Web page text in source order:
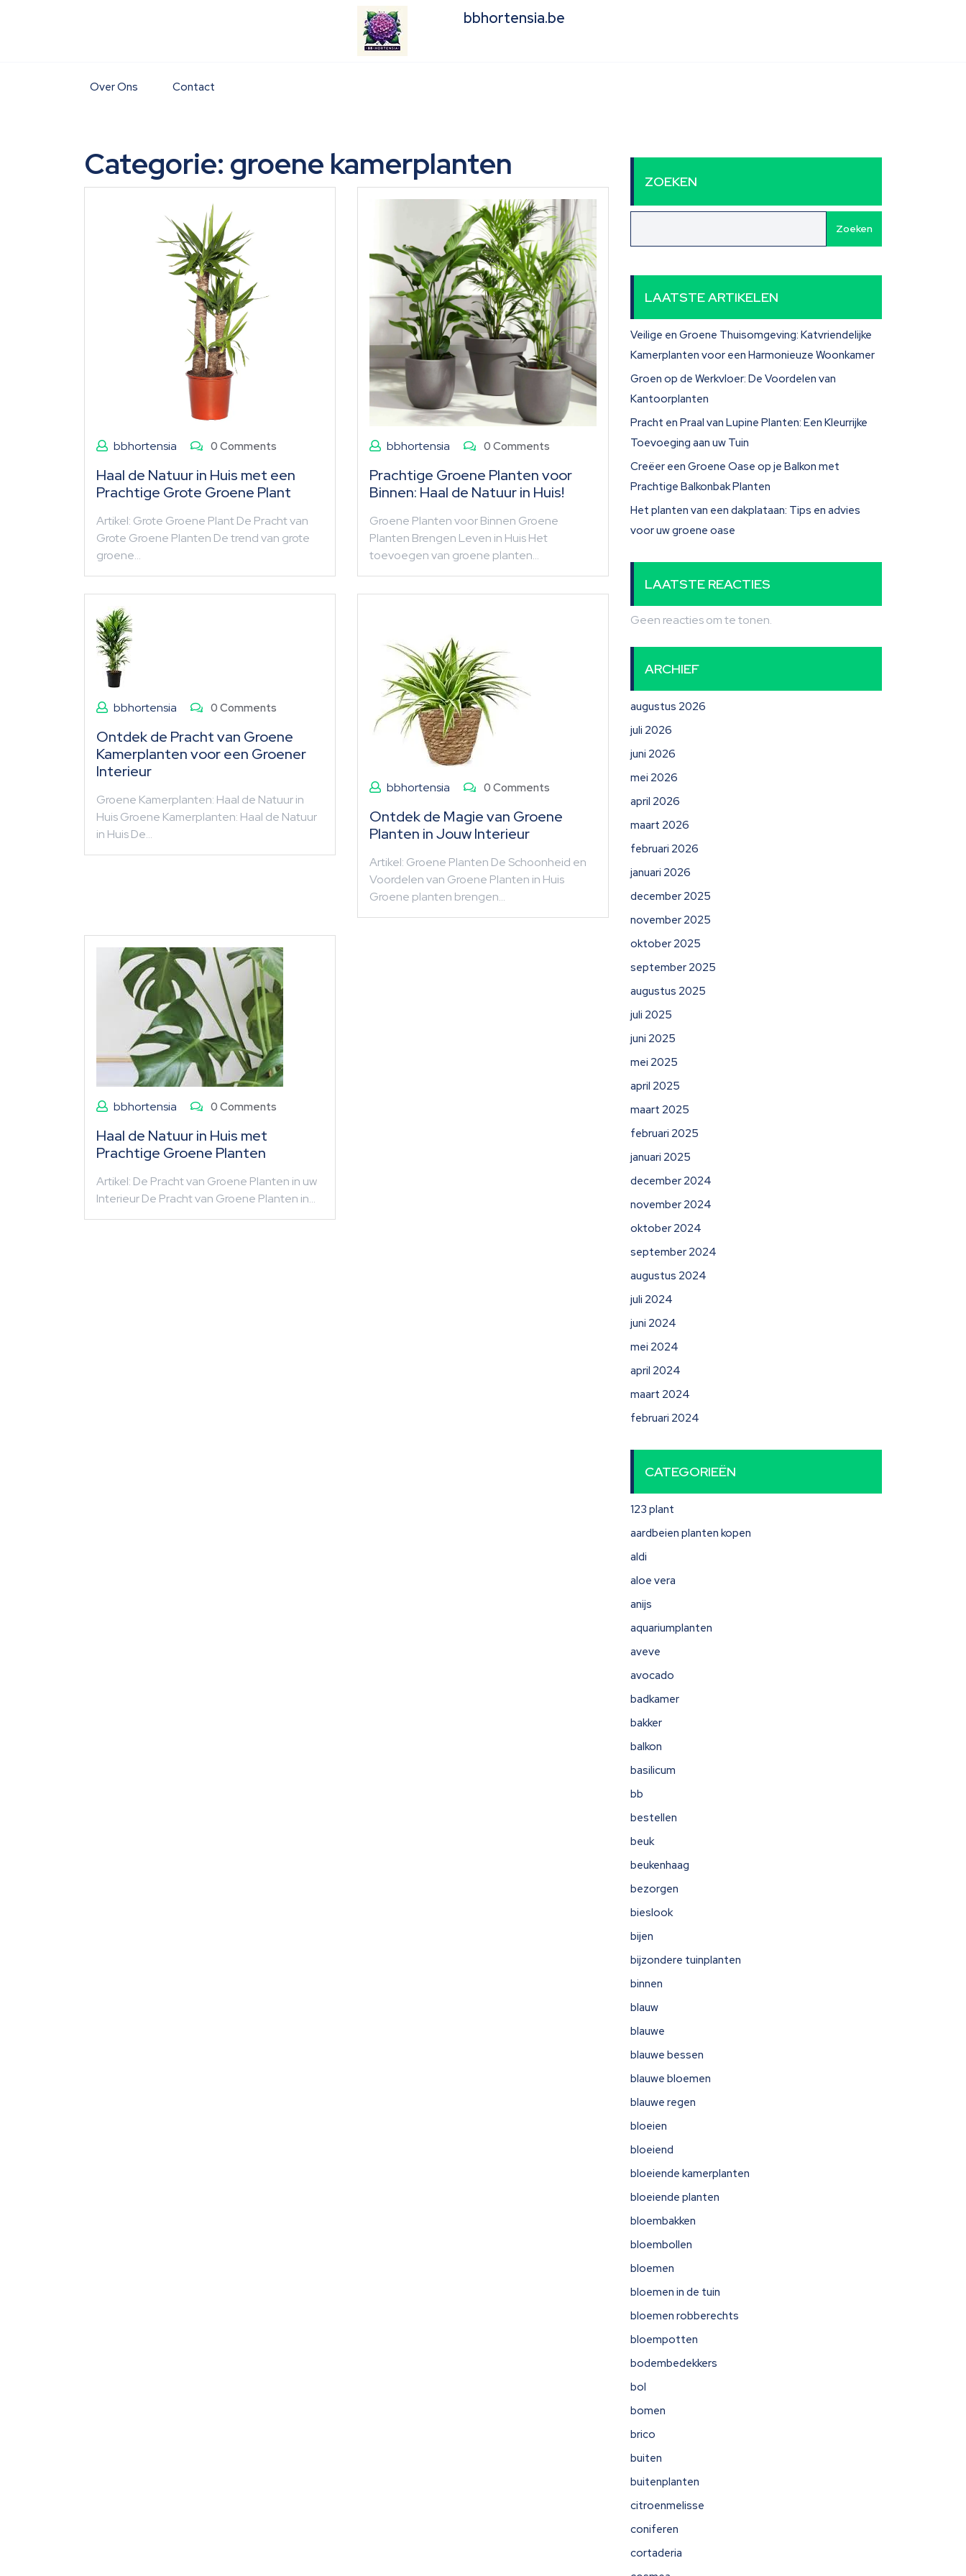
bbhortensia.be
Over Ons Contact
Categorie: groene kamerplanten
bbhortensia 0 Comments
Haal de Natuur in Huis met een
Prachtige Grote Groene Plant
Artikel: Grote Groene Plant De Pracht van
Grote Groene Planten De trend van grote
groene…
bbhortensia 0 Comments
Prachtige Groene Planten voor
Binnen: Haal de Natuur in Huis!
Groene Planten voor Binnen Groene
Planten Brengen Leven in Huis Het
toevoegen van groene planten…
bbhortensia 0 Comments
Ontdek de Pracht van Groene
Kamerplanten voor een Groener
Interieur
Groene Kamerplanten: Haal de Natuur in
Huis Groene Kamerplanten: Haal de Natuur
in Huis De…
bbhortensia 0 Comments
Ontdek de Magie van Groene
Planten in Jouw Interieur
Artikel: Groene Planten De Schoonheid en
Voordelen van Groene Planten in Huis
Groene planten brengen…
bbhortensia 0 Comments
Haal de Natuur in Huis met
Prachtige Groene Planten
Artikel: De Pracht van Groene Planten in uw
Interieur De Pracht van Groene Planten in…
ZOEKEN
Zoeken
LAATSTE ARTIKELEN
Veilige en Groene Thuisomgeving: Katvriendelijke
Kamerplanten voor een Harmonieuze Woonkamer
Groen op de Werkvloer: De Voordelen van
Kantoorplanten
Pracht en Praal van Lupine Planten: Een Kleurrijke
Toevoeging aan uw Tuin
Creëer een Groene Oase op je Balkon met
Prachtige Balkonbak Planten
Het planten van een dakplataan: Tips en advies
voor uw groene oase
LAATSTE REACTIES
Geen reacties om te tonen.
ARCHIEF
augustus 2026
juli 2026
juni 2026
mei 2026
april 2026
maart 2026
februari 2026
januari 2026
december 2025
november 2025
oktober 2025
september 2025
augustus 2025
juli 2025
juni 2025
mei 2025
april 2025
maart 2025
februari 2025
januari 2025
december 2024
november 2024
oktober 2024
september 2024
augustus 2024
juli 2024
juni 2024
mei 2024
april 2024
maart 2024
februari 2024
CATEGORIEËN
123 plant
aardbeien planten kopen
aldi
aloe vera
anijs
aquariumplanten
aveve
avocado
badkamer
bakker
balkon
basilicum
bb
bestellen
beuk
beukenhaag
bezorgen
bieslook
bijen
bijzondere tuinplanten
binnen
blauw
blauwe
blauwe bessen
blauwe bloemen
blauwe regen
bloeien
bloeiend
bloeiende kamerplanten
bloeiende planten
bloembakken
bloembollen
bloemen
bloemen in de tuin
bloemen robberechts
bloempotten
bodembedekkers
bol
bomen
brico
buiten
buitenplanten
citroenmelisse
coniferen
cortaderia